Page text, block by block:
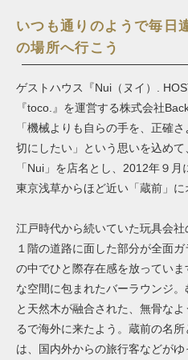
いつも通りのようで毎日
の場所へ行こう
ゲストハウス『Nui（ヌイ）.
『toco.』を運営する株式会社
「機械よりも自らの手を、正確
切にしたい」という思いを込め
「Nui」を店名とし、2012年９
東京浅草からほど近い「蔵前」に
江戸時代から続いていた玩具会社
１階の道路に面した部分が全面
の中でひと際存在感を放ってい
な空間に包まれたバーラウンジ
と天然木が融合された、無骨な
るで海外に来たよう。蔵前の名
は、国内外からの旅行客などが